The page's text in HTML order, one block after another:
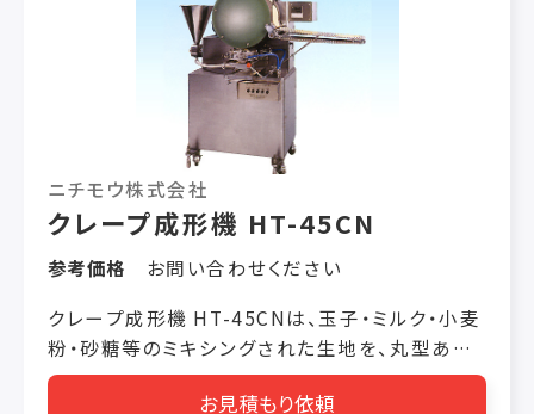
ニチモウ株式会社
クレープ成形機 HT-45CN
参考価格
お問い合わせください
クレープ成形機 HT-45CNは、玉子・ミルク・小麦
粉・砂糖等のミキシングされた生地を、丸型ある
いは帯状に焼き上げます。 ホッパー投入された生
地をギヤーポンプによって、生地タンクに送り込
お見積もり依頼